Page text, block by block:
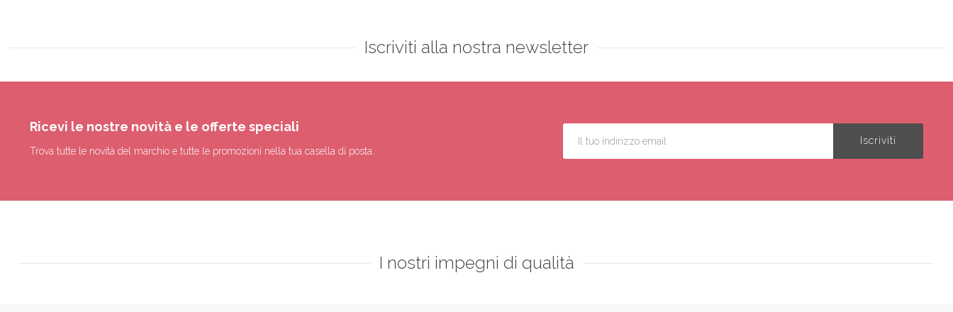
Iscriviti alla nostra newsletter
Ricevi le nostre novità e le offerte speciali
Trova tutte le novità del marchio e tutte le promozioni nella tua casella di posta.
I nostri impegni di qualità